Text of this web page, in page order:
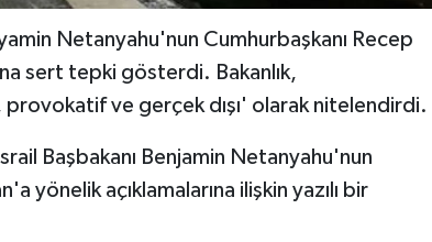
Netanyahu'nun Cumhurbaşkanı Recep
sert tepki gösterdi. Bakanlık,
provokatif ve gerçek dışı' olarak nitelendirdi.
İsrail Başbakanı Benjamin Netanyahu'nun
yönelik açıklamalarına ilişkin yazılı bir